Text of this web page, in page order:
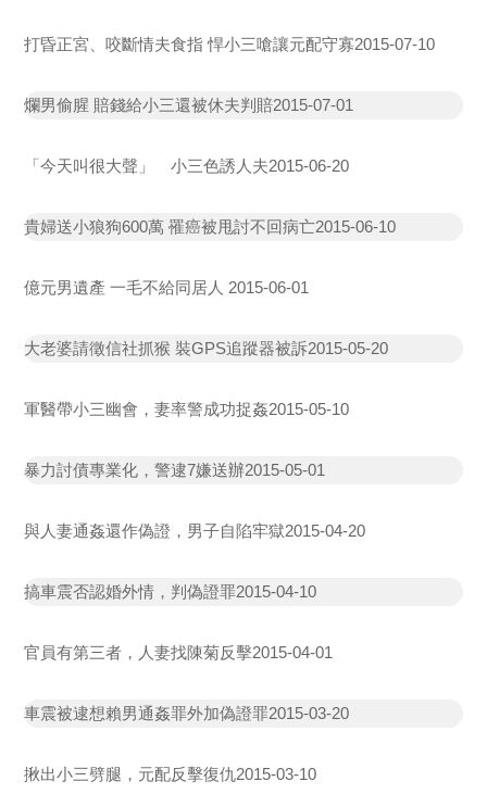
打昏正宮、咬斷情夫食指 悍小三嗆讓元配守寡2015-07-10
爛男偷腥 賠錢給小三還被休夫判賠2015-07-01
「今天叫很大聲」 小三色誘人夫2015-06-20
貴婦送小狼狗600萬 罹癌被甩討不回病亡2015-06-10
億元男遺產 一毛不給同居人 2015-06-01
大老婆請徵信社抓猴 裝GPS追蹤器被訴2015-05-20
軍醫帶小三幽會，妻率警成功捉姦2015-05-10
暴力討債專業化，警逮7嫌送辦2015-05-01
與人妻通姦還作偽證，男子自陷牢獄2015-04-20
搞車震否認婚外情，判偽證罪2015-04-10
官員有第三者，人妻找陳菊反擊2015-04-01
車震被逮想賴男通姦罪外加偽證罪2015-03-20
揪出小三劈腿，元配反擊復仇2015-03-10